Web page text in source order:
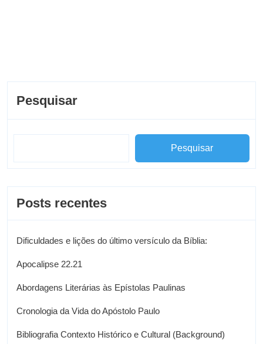
Pesquisar
Pesquisar
Posts recentes
Dificuldades e lições do último versículo da Bíblia:
Apocalipse 22.21
Abordagens Literárias às Epístolas Paulinas
Cronologia da Vida do Apóstolo Paulo
Bibliografia Contexto Histórico e Cultural (Background)